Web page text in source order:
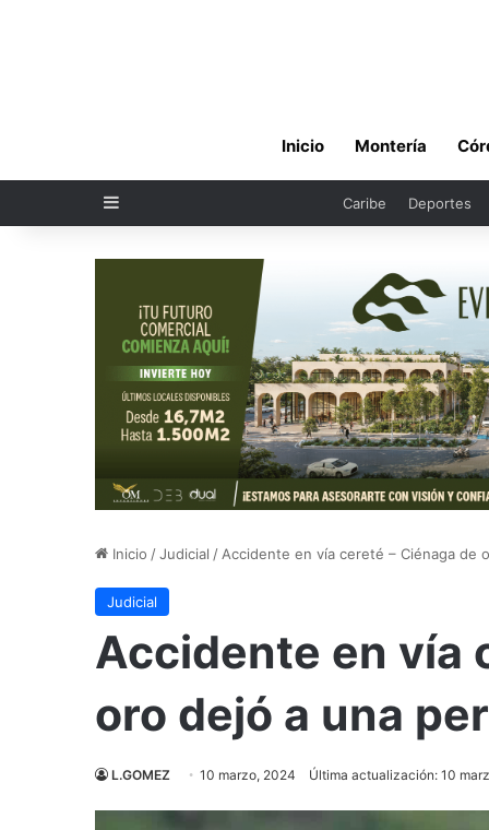
Inicio Montería
Sidebar Caribe Deportes
Inicio /Judicial / Accidente en vía cereté – Ciénaga de
Judicial
Accidente en vía
oro dejó a una
L.GOMEZ 10 marzo, 2024 Última actualización: 10